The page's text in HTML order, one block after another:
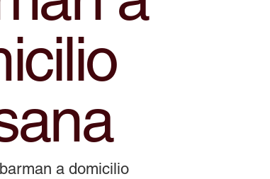
a domicilio